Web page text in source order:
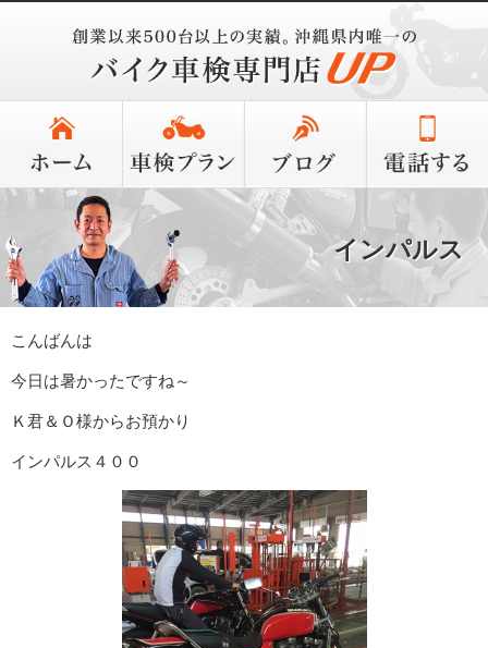
インパルス
こんばんは
今日は暑かったですね～
Ｋ君＆Ｏ様からお預かり
インパルス４００